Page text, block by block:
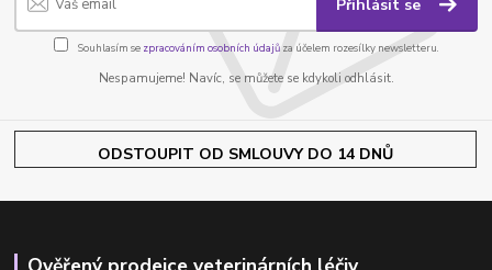
Přihlásit se
Souhlasím se zpracováním osobních údajůza účelem rozesílky newsletteru.
Nespamujeme! Navíc, se můžete se kdykoli odhlásit.
ODSTOUPIT OD SMLOUVY DO 14 DNŮ